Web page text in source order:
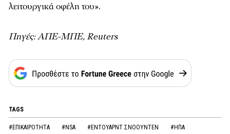
λειτουργικά οφέλη του».
Πηγές: ΑΠΕ-ΜΠΕ, Reuters
TAGS
#ΕΠΙΚΑΙΡΟΤΗΤΑ #NSA #ΕΝΤΟΥΑΡΝΤ ΣΝΟΟΥΝΤΕΝ
#ΗΠΑ